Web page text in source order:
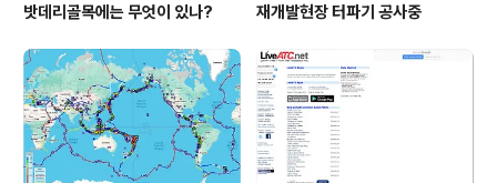
밧데리골목에는 무엇이 있나?
재개발현장 터파기 공사중